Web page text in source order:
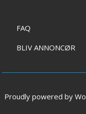
FAQ
BLIV ANNONCØR
Proudly powered by